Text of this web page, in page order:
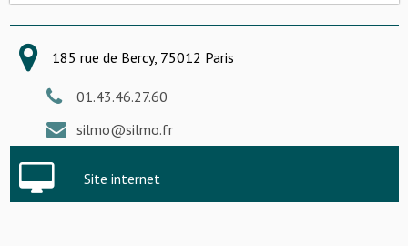
185 rue de Bercy, 75012 Paris
01.43.46.27.60
silmo@silmo.fr
Site internet